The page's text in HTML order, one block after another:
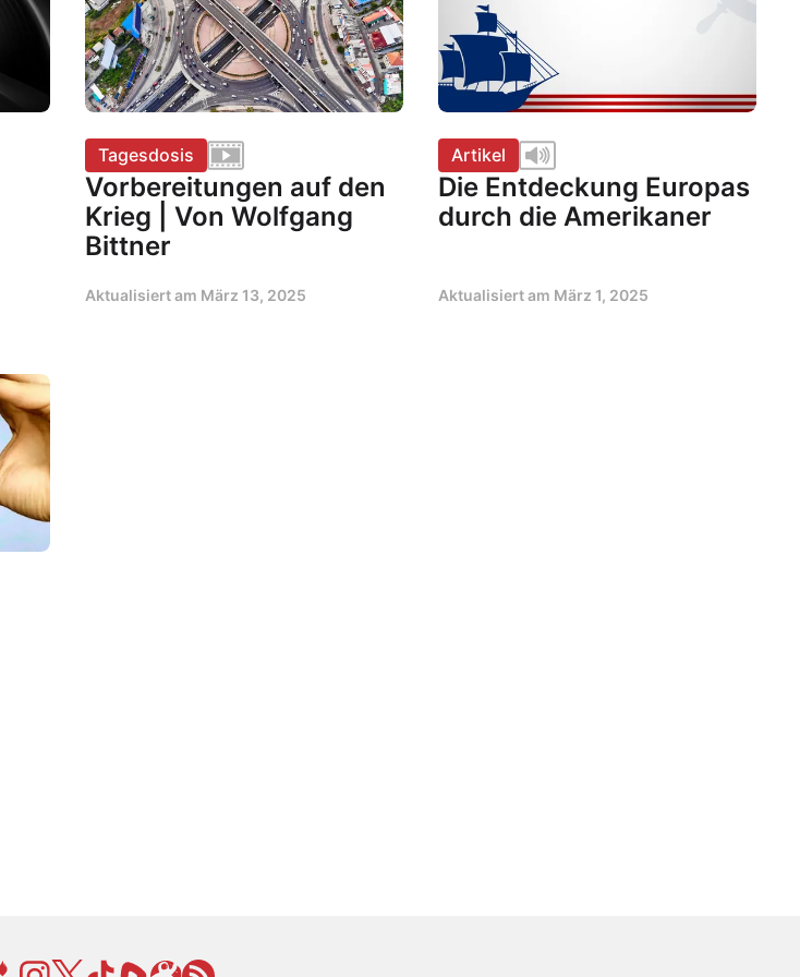
Tagesdosis
Vorbereitungen auf den
Krieg | Von Wolfgang
Bittner
Aktualisiert am März 13, 2025
Artikel
Die Entdeckung Europas
durch die Amerikaner
Aktualisiert am März 1, 2025